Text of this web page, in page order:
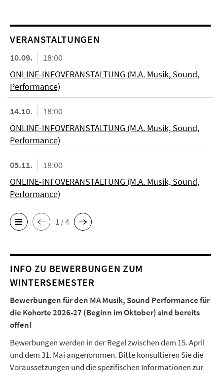
VERANSTALTUNGEN
10.09.
18:00
ONLINE-INFOVERANSTALTUNG (M.A. Musik, Sound,
Performance)
14.10.
18:00
ONLINE-INFOVERANSTALTUNG (M.A. Musik, Sound,
Performance)
05.11.
18:00
ONLINE-INFOVERANSTALTUNG (M.A. Musik, Sound,
Performance)
1 / 4
INFO ZU BEWERBUNGEN ZUM
WINTERSEMESTER
Bewerbungen für den MA Musik, Sound Performance für
die Kohorte 2026-27 (Beginn im Oktober) sind bereits
offen!
Bewerbungen werden in der Regel zwischen dem 15. April
und dem 31. Mai angenommen. Bitte konsultieren Sie die
Voraussetzungen und die spezifischen Informationen zur